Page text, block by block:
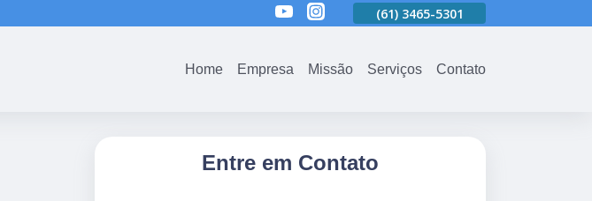
3465-5301 (61) 3465-5301
Home Empresa Missão Serviços Contato
Entre em Contato